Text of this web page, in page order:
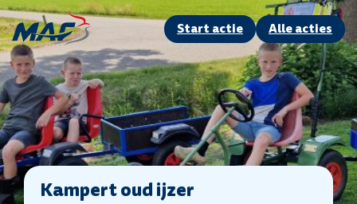
Start actie Alle acties
Kampert oud ijzer